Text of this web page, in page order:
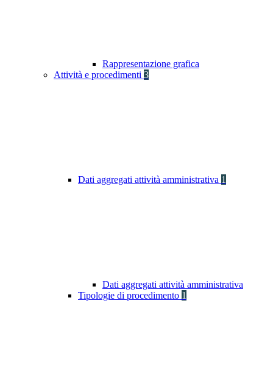
Rappresentazione grafica
Attività e procedimenti 3
Dati aggregati attività amministrativa 1
Dati aggregati attività amministrativa
Tipologie di procedimento 1